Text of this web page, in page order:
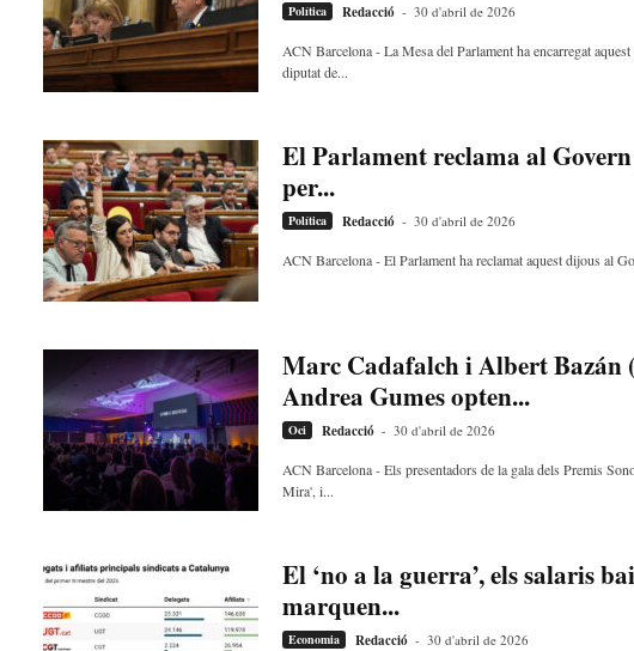
Política Redacció - 30 d'abril de 2026
ACN Barcelona - La Mesa del Parlament ha encarregat
diputat de...
El Parlament reclama al
per...
Política Redacció - 30 d'abril de 2026
ACN Barcelona - El Parlament ha reclamat aquest dijous al
Marc Cadafalch i Albert Bazán
Andrea Gumes opten...
Oci Redacció - 30 d'abril de 2026
ACN Barcelona - Els presentadors de la gala dels Premis
Mira', i...
El ‘no a la guerra’, els salaris
marquen...
Economia Redacció - 30 d'abril de 2026